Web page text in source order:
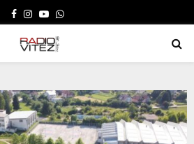
FACEBOOK
INSTAGRAM
YOUTUBE
WHATSAPP